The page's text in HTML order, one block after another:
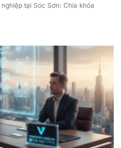
tại Sóc Sơn: Chìa khóa